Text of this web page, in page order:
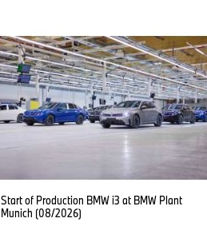
Start of Production BMW i3 at BMW Plant
Munich (08/2026)